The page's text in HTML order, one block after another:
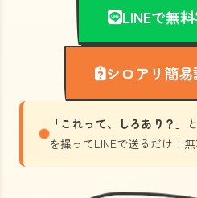
LINEで無
シロアリ簡
「これって、しろあり？」
を撮ってLINEで送るだけ！